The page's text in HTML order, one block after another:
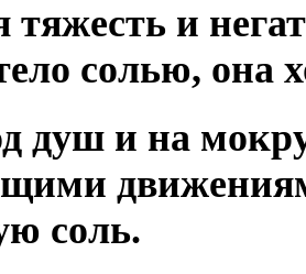
тяжесть и
солью, она
душ и на
соль.